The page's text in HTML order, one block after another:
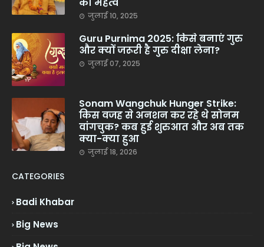
जुलाई 10, 2025
Guru Purnima 2025: किसे बनाएं गुरु
और क्यों जरूरी है गुरु दीक्षा लेना?
जुलाई 07, 2025
Sonam Wangchuk Hunger Strike:
किस वजह से अनशन कर रहे थे सोनम
वांगचुक? कब हुई शुरुआत और अब तक
क्या-क्या हुआ
जुलाई 18, 2026
CATEGORIES
Badi Khabar
Big News